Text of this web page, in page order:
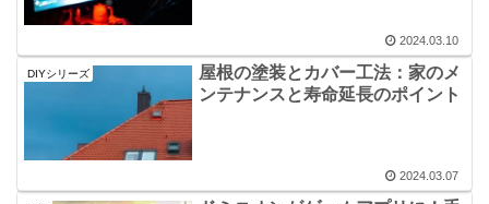
2024.03.10
DIYシリーズ
屋根の塗装とカバー工法：家のメ
ンテナンスと寿命延長のポイント
2024.03.07